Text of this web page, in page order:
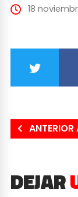
18
DEJAR